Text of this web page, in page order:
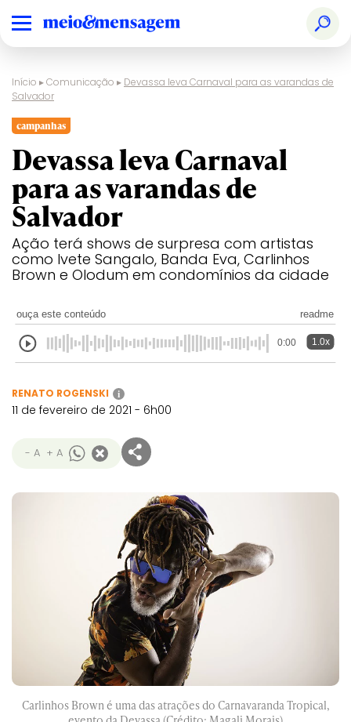
Início ▸Comunicação ▸ Devassa leva Carnaval para as varandas de
Salvador
campanhas
Devassa leva Carnaval
para as varandas de
Salvador
Ação terá shows de surpresa com artistas
como Ivete Sangalo, Banda Eva, Carlinhos
Brown e Olodum em condomínios da cidade
ouça este conteúdo readme
0:00 1.0x
RENATO ROGENSKI i
11 de fevereiro de 2021 - 6h00
- A + A
Carlinhos Brown é uma das atrações do Carnavaranda Tropical,